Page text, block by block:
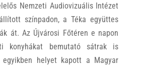
Nemzeti Audiovizuális Intézet
színpadon, a Téka együttes
át. Az Újvárosi Főtéren e napon
konyhákat bemutató sátrak is
helyet kapott a Magyar